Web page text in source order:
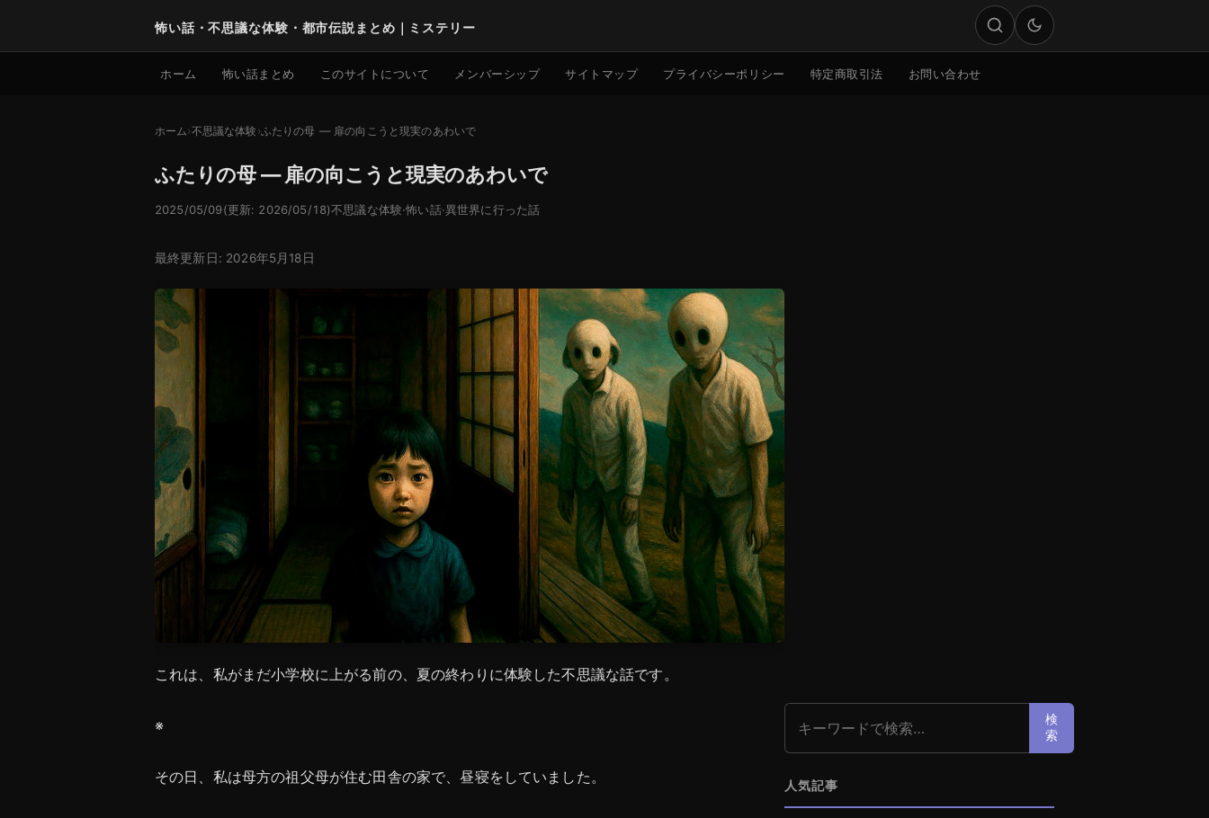
怖い話・不思議な体験・都市伝説まとめ｜ミステリー
ホーム 怖い話まとめ このサイトについて メンバーシップ サイトマップ プライバシーポリシー 特定商取引法 お問い合わせ
ホーム 不思議な体験 ふたりの母 — 扉の向こうと現実のあわいで
ふたりの母 — 扉の向こうと現実のあわいで
2025/05/09(更新: 2026/05/18)不思議な体験·怖い話·異世界に行った話
最終更新日: 2026年5月18日
これは、私がまだ小学校に上がる前の、夏の終わりに体験した不思議な話です。
※
その日、私は母方の祖父母が住む田舎の家で、昼寝をしていました。
検
索
人気記事